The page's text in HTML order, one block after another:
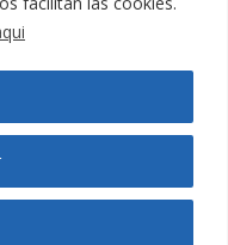
rights reserved.